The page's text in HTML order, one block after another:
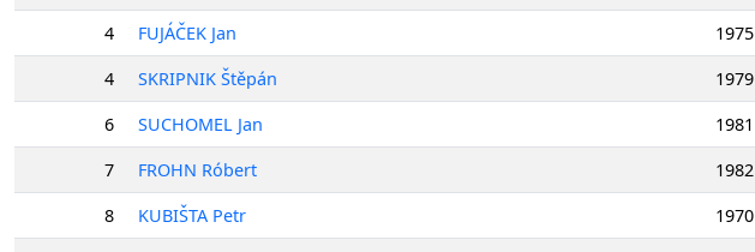
4
FUJÁČEK Jan 1975
4
SKRIPNIK Štěpán 1979
6
SUCHOMEL Jan 1981
7
FROHN Róbert 1982
8
KUBIŠTA Petr 1970